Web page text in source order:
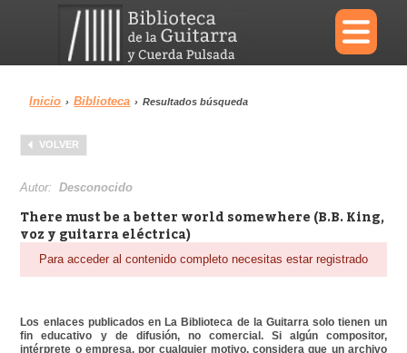
×
Menu
Biblioteca
Área personal Reproductor
Inicio › Biblioteca › Resultados búsqueda
VOLVER
Autor:Desconocido
There must be a better world somewhere (B.B. King,
voz y guitarra eléctrica)
Para acceder al contenido completo necesitas estar registrado
Los enlaces publicados en La Biblioteca de la Guitarra solo tienen un
fin educativo y de difusión, no comercial. Si algún compositor,
intérprete o empresa, por cualquier motivo, considera que un archivo